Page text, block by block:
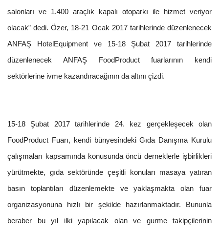
salonları ve 1.400 araçlık kapalı otoparkı ile hizmet veriyor
olacak” dedi. Özer, 18-21 Ocak 2017 tarihlerinde düzenlenecek
ANFAŞ HotelEquipment ve 15-18 Şubat 2017 tarihlerinde
düzenlenecek ANFAŞ FoodProduct fuarlarının kendi
sektörlerine ivme kazandıracağının da altını çizdi.
15-18 Şubat 2017 tarihlerinde 24. kez gerçekleşecek olan
FoodProduct Fuarı, kendi bünyesindeki Gıda Danışma Kurulu
çalışmaları kapsamında konusunda öncü derneklerle işbirlikleri
yürütmekte, gıda sektöründe çeşitli konuları masaya yatıran
basın toplantıları düzenlemekte ve yaklaşmakta olan fuar
organizasyonuna hızlı bir şekilde hazırlanmaktadır. Bununla
beraber bu yıl ilki yapılacak olan ve gurme takipçilerinin